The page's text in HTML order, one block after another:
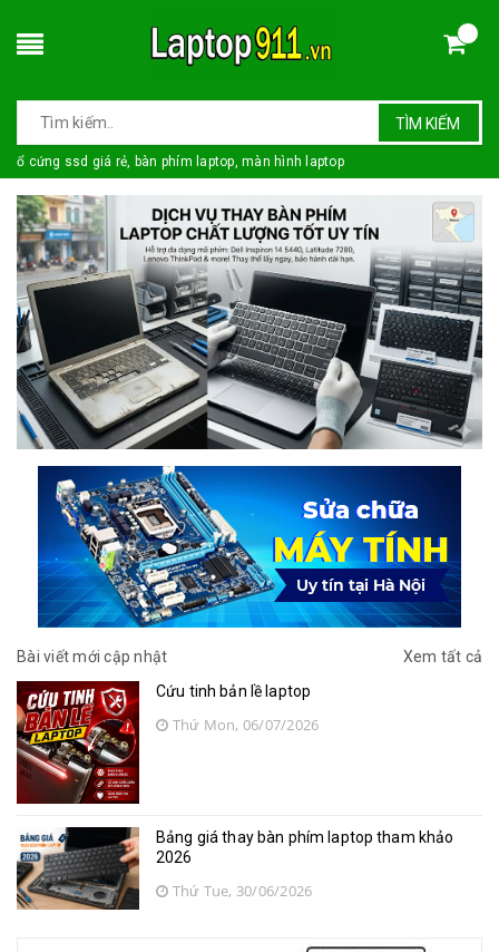
TÌM KIẾM
ổ cứng ssd giá rẻ, bàn phím laptop, màn hình laptop
Bài viết mới cập nhật
Xem tất cả
Cứu tinh bản lề laptop
Thứ Mon, 06/07/2026
Bảng giá thay bàn phím laptop tham khảo
2026
Thứ Tue, 30/06/2026